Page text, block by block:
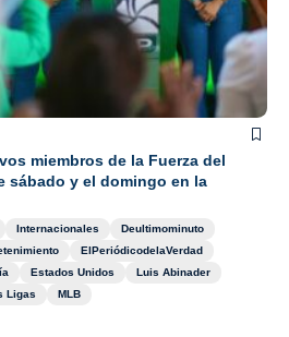
miembros de la Fuerza del
sábado y el domingo en la
Internacionales
Deultimominuto
ElPeriódicodelaVerdad
Estados Unidos
Luis Abinader
Ligas MLB